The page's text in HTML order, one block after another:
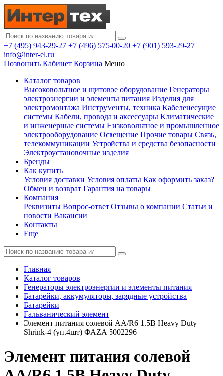
+7 (495) 943-29-27 +7 (496) 575-00-20 +7 (901) 593-29-27
info@inter-el.ru
Позвонить Кабинет Корзина Меню
Каталог товаров
Высоковольтное и щитовое оборудование Генераторы
электроэнергии и элементы питания Изделия для
электромонтажа Инструменты, техника Кабеленесущие
системы Кабели, провода и аксессуары Климатические
и инженерные системы Низковольтное и промышленное
электрооборудование Освещение Прочие товары Связь,
телекоммуникации Устройства и средства безопасности
Электроустановочные изделия
Бренды
Как купить
Условия доставки Условия оплаты Как оформить заказ?
Обмен и возврат Гарантия на товары
Компания
Реквизиты Вопрос-ответ Отзывы о компании Статьи и
новости Вакансии
Контакты
Еще
Главная
Каталог товаров
Генераторы электроэнергии и элементы питания
Батарейки, аккумуляторы, зарядные устройства
Батарейки
Гальванический элемент
Элемент питания солевой AA/R6 1.5В Heavy Duty
Shrink-4 (уп.4шт) ФАZА 5002296
Элемент питания солевой